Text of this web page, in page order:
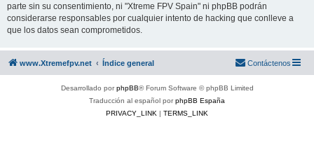
parte sin su consentimiento, ni "Xtreme FPV Spain" ni phpBB podrán
considerarse responsables por cualquier intento de hacking que conlleve a
que los datos sean comprometidos.
www.Xtremefpv.net Índice general Contáctenos
Desarrollado porphpBB® Forum Software © phpBB Limited
Traducción al español porphpBB España
PRIVACY_LINK | TERMS_LINK